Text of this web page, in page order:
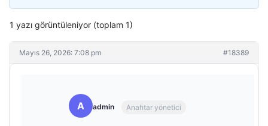
1 yazı görüntüleniyor (toplam 1)
Mayıs 26, 2026: 7:08 pm #18389
A admin Anahtar yönetici